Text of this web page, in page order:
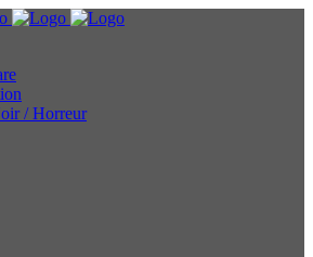
/ Horreur